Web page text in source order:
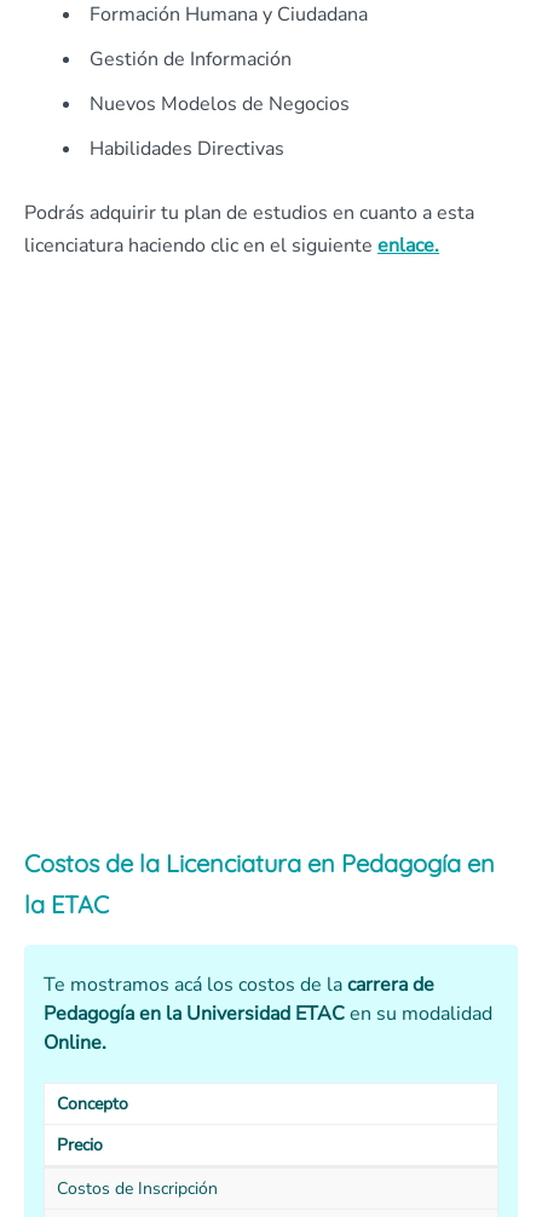
Formación Humana y Ciudadana
Gestión de Información
Nuevos Modelos de Negocios
Habilidades Directivas
Podrás adquirir tu plan de estudios en cuanto a esta
licenciatura haciendo clic en el siguiente enlace.
Costos de la Licenciatura en Pedagogía en
la ETAC
Te mostramos acá los costos de lacarrera de
Pedagogía en la Universidad ETACen su modalidad
Online.
Concepto
Precio
Costos de Inscripción